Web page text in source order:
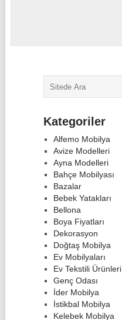
Kategoriler
Alfemo Mobilya
Avize Modelleri
Ayna Modelleri
Bahçe Mobilyası
Bazalar
Bebek Yatakları
Bellona
Boya Fiyatları
Dekorasyon
Doğtaş Mobilya
Ev Mobilyaları
Ev Tekstili Ürünleri
Genç Odası
İder Mobilya
İstikbal Mobilya
Kelebek Mobilya